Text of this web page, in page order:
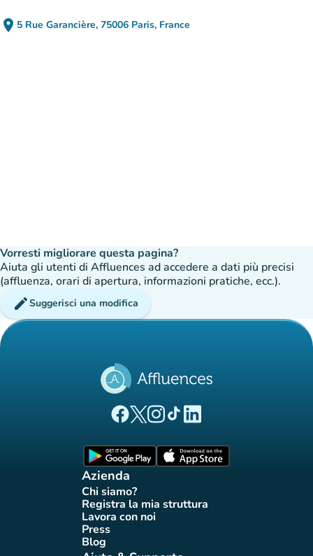
place 5 Rue Garancière, 75006 Paris, France
(apri in Google Maps)
(nuova scheda)
Vorresti migliorare questa pagina?
Aiuta gli utenti di Affluences ad accedere a dati più precisi
(affluenza, orari di apertura, informazioni pratiche, ecc.).
editSuggerisci una modifica
(nuova scheda)
(nuova scheda)
(nuova scheda)
(nuova scheda)
(nuova scheda)
Azienda
Chi siamo?(nuova scheda)
Registra la mia struttura
(nuova scheda)
Lavora con noi
(nuova scheda)
Press(nuova scheda)
Blog(nuova scheda)